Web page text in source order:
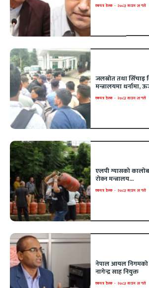
एकपत्र डेस्क - २०८३ साउन २१ गते
जलस्रोत तथा सिँचाइ
मन्त्रालयमा धर्नामा,
एकपत्र डेस्क - २०८३ साउन २१ गते
एलपी ग्यासको
रोक्न मन्त्रालय...
एकपत्र डेस्क - २०८३ साउन २१ गते
नेपाल आयल निगमको
नागेन्द्र साह नियुक्त
एकपत्र डेस्क - २०८३ साउन २१ गते